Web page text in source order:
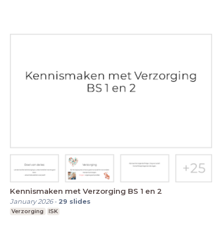
Kennismaken met Verzorging BS 1 en 2
January 2026- 29 slides
Verzorging ISK